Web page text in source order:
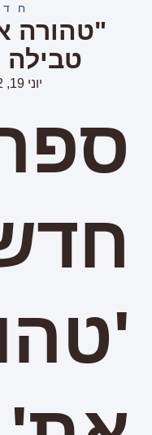
"טהורה
טבילה
יוני 19, 2022